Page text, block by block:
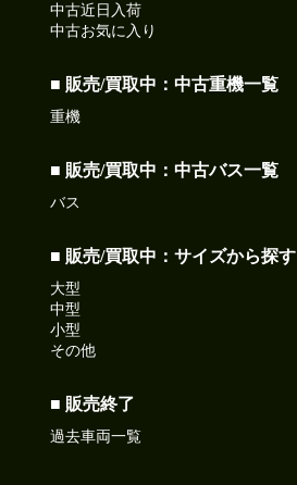
中古近日入荷
中古お気に入り
■ 販売/買取中：中古重機一覧
重機
■ 販売/買取中：中古バス一覧
バス
■ 販売/買取中：サイズから探す
大型
中型
小型
その他
■ 販売終了
過去車両一覧